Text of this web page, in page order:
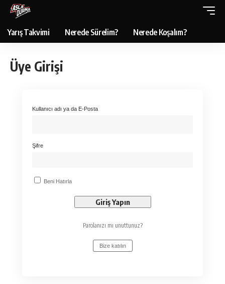
Yarış Takvimi Nerede Sürelim? Nerede Koşalım?
Üye Girişi
Kullanıcı adı ya da E-Posta
Şifre
Beni Hatırla
Parolanızı mı unuttunuz?
Bize katılın